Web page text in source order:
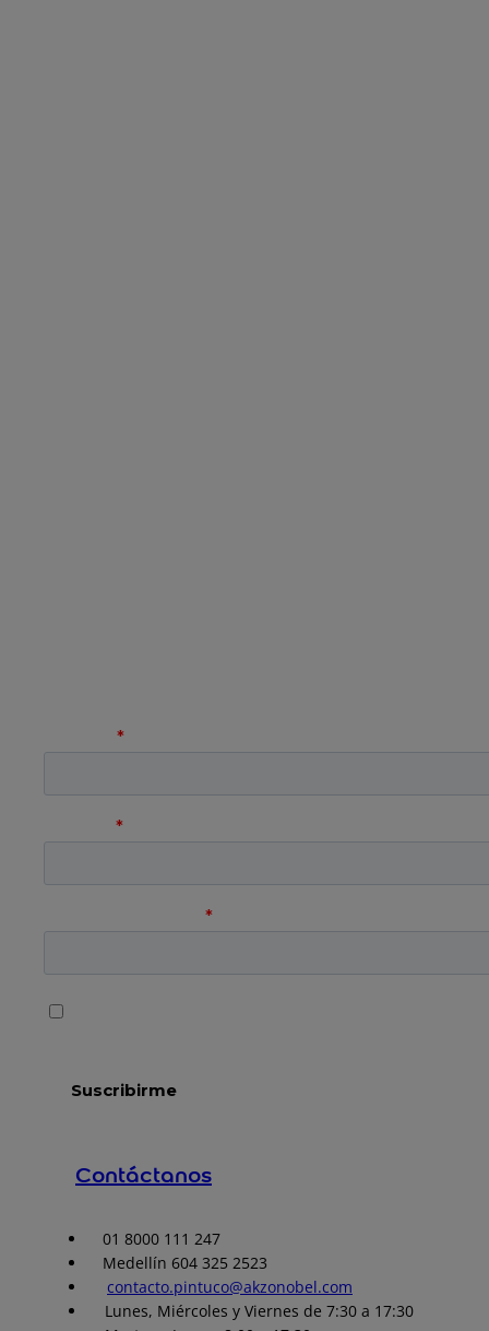
Contáctanos
01 8000 111 247
Medellín 604 325 2523
contacto.pintuco@akzonobel.com
Lunes, Miércoles y Viernes de 7:30 a 17:30